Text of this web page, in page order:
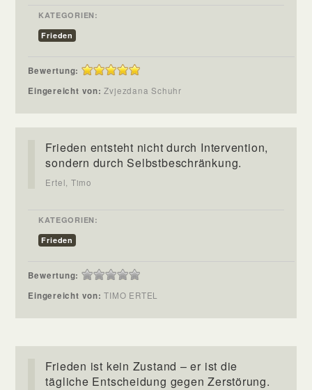
KATEGORIEN:
Frieden
Bewertung:
Eingereicht von:Zvjezdana Schuhr
Frieden entsteht nicht durch Intervention,
sondern durch Selbstbeschränkung.
Ertel, Timo
KATEGORIEN:
Frieden
Bewertung:
Eingereicht von:TIMO ERTEL
Frieden ist kein Zustand – er ist die
tägliche Entscheidung gegen Zerstörung.